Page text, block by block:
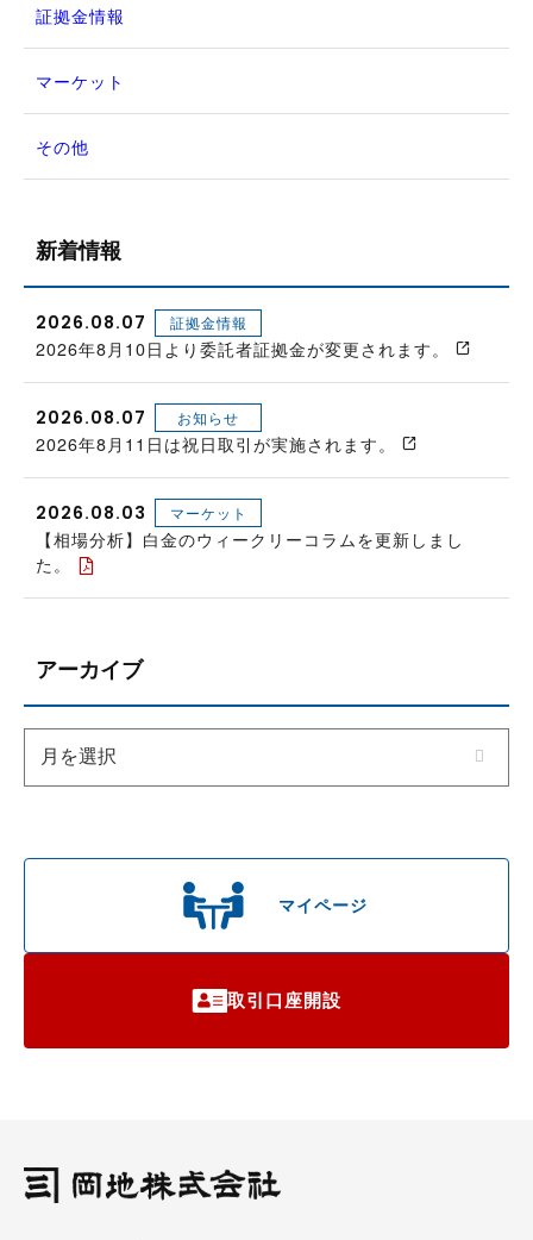
マイページ
取引口座開設
証拠金情報
マーケット
その他
新着情報
2026.08.07 証拠金情報
2026年8月10日より委託者証拠金が変更されます。
2026.08.07 お知らせ
2026年8月11日は祝日取引が実施されます。
2026.08.03 マーケット
【相場分析】白金のウィークリーコラムを更新しまし
た。
アーカイブ